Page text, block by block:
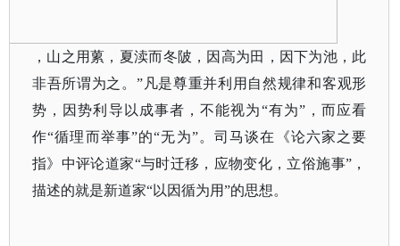
，山之用蔂，夏渎而冬陂，因高为田，因下为池，此
非吾所谓为之。 ”凡是尊重并利用自然规律和客观形
势，因势利导以成事者，不能视为“有为”，而应看
作“循理而举事”的“无为”。司马谈在《论六家之要
指》中评论道家“与时迁移，应物变化，立俗施事”，
描述的就是新道家“以因循为用”的思想。